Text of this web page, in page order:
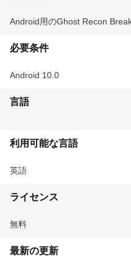
Android用のGhost Recon
必要条件
Android 10.0
言語
利用可能な言語
英語
ライセンス
無料
最新の更新